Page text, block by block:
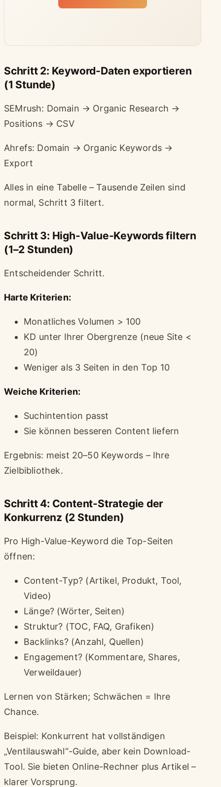
Schritt 2: Keyword-Daten exportieren
(1 Stunde)
SEMrush: Domain → Organic Research →
Positions → CSV
Ahrefs: Domain → Organic Keywords →
Export
Alles in eine Tabelle – Tausende Zeilen sind
normal, Schritt 3 filtert.
Schritt 3: High-Value-Keywords filtern
(1–2 Stunden)
Entscheidender Schritt.
Harte Kriterien:
Monatliches Volumen > 100
KD unter Ihrer Obergrenze (neue Site <
20)
Weniger als 3 Seiten in den Top 10
Weiche Kriterien:
Suchintention passt
Sie können besseren Content liefern
Ergebnis: meist 20–50 Keywords – Ihre
Zielbibliothek.
Schritt 4: Content-Strategie der
Konkurrenz (2 Stunden)
Pro High-Value-Keyword die Top-Seiten
öffnen:
Content-Typ? (Artikel, Produkt, Tool,
Video)
Länge? (Wörter, Seiten)
Struktur? (TOC, FAQ, Grafiken)
Backlinks? (Anzahl, Quellen)
Engagement? (Kommentare, Shares,
Verweildauer)
Lernen von Stärken; Schwächen = Ihre
Chance.
Beispiel: Konkurrent hat vollständigen
„Ventilauswahl“-Guide, aber kein Download-
Tool. Sie bieten Online-Rechner plus Artikel –
klarer Vorsprung.